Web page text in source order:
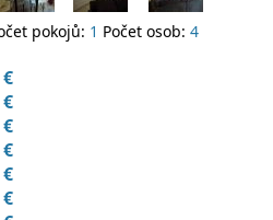
pokojů: 1 Počet osob: 4